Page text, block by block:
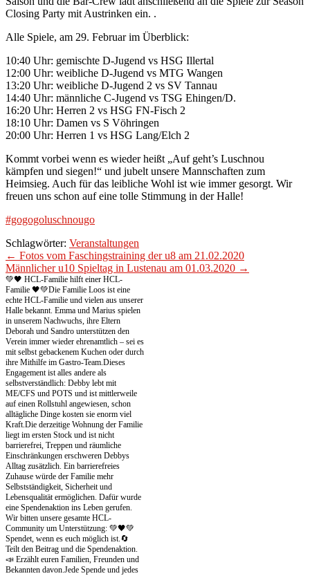
Closing Party mit Austrinken ein. .
Alle Spiele, am 29. Februar im Überblick:
10:40 Uhr: gemischte D-Jugend vs HSG Illertal
12:00 Uhr: weibliche D-Jugend vs MTG Wangen
13:20 Uhr: weibliche D-Jugend 2 vs SV Tannau
14:40 Uhr: männliche C-Jugend vs TSG Ehingen/D.
16:20 Uhr: Herren 2 vs HSG FN-Fisch 2
18:10 Uhr: Damen vs S Vöhringen
20:00 Uhr: Herren 1 vs HSG Lang/Elch 2
Kommt vorbei wenn es wieder heißt „Auf geht’s Luschnou
kämpfen und siegen!“ und jubelt unsere Mannschaften zum
Heimsieg. Auch für das leibliche Wohl ist wie immer gesorgt. Wir
freuen uns schon auf eine tolle Stimmung in der Halle!
#gogogoluschnougo
Schlagwörter: Veranstaltungen
← Fotos vom Faschingstraining der u8 am 21.02.2020
Männlicher u10 Spieltag in Lustenau am 01.03.2020 →
💚🖤 HCL-Familie hilft einer HCL-
Familie 🖤💚Die Familie Loos ist eine
echte HCL-Familie und vielen aus unserer
Halle bekannt. Emma und Marius spielen
in unserem Nachwuchs, ihre Eltern
Deborah und Sandro unterstützen den
Verein immer wieder ehrenamtlich – sei es
mit selbst gebackenem Kuchen oder durch
ihre Mithilfe im Gastro-Team.Dieses
Engagement ist alles andere als
selbstverständlich: Debby lebt mit
ME/CFS und POTS und ist mittlerweile
auf einen Rollstuhl angewiesen, schon
alltägliche Dinge kosten sie enorm viel
Kraft.Die derzeitige Wohnung der Familie
liegt im ersten Stock und ist nicht
barrierefrei, Treppen und räumliche
Einschränkungen erschweren Debbys
Alltag zusätzlich. Ein barrierefreies
Zuhause würde der Familie mehr
Selbstständigkeit, Sicherheit und
Lebensqualität ermöglichen. Dafür wurde
eine Spendenaktion ins Leben gerufen.
Wir bitten unsere gesamte HCL-
Community um Unterstützung: 💚🖤💚
Spendet, wenn es euch möglich ist.🔄
Teilt den Beitrag und die Spendenaktion.
📣 Erzählt euren Familien, Freunden und
Bekannten davon.Jede Spende und jedes